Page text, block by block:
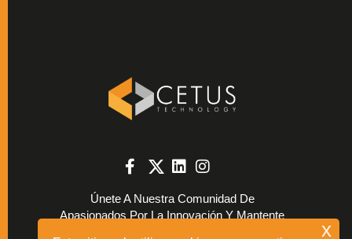
Únete A Nuestra Comunidad De
Apasionados Por La Innovación Y Mantente
x